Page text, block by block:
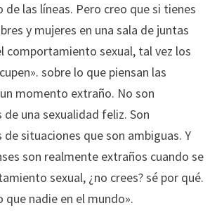
las líneas. Pero creo que si tienes
y mujeres en una sala de juntas
comportamiento sexual, tal vez los
sobre lo que piensan las
momento extraño. No son
una sexualidad feliz. Son
situaciones que son ambiguas. Y
son realmente extraños cuando se
sexual, ¿no crees? sé por qué.
que nadie en el mundo».